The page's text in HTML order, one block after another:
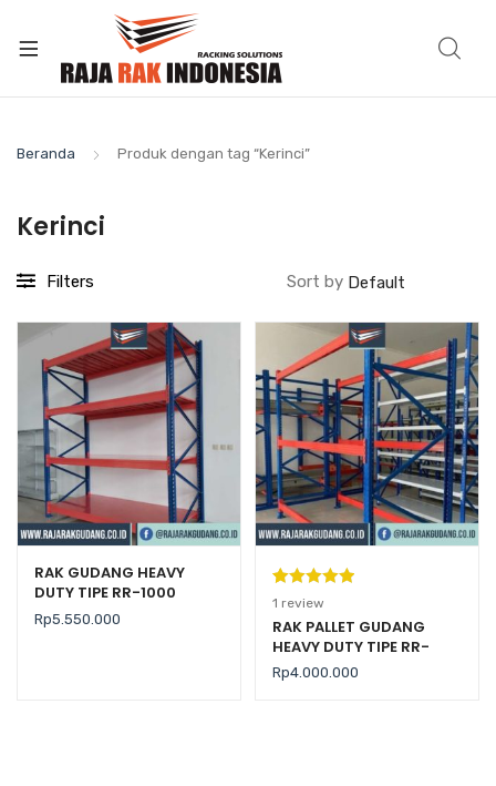
Beranda Produk dengan tag “Kerinci”
Kerinci
Filters Sort by
RAK GUDANG HEAVY
DUTY TIPE RR-1000
Rp5.550.000
Peringkat
5.00dari 5
berdasarka
n
1
penilaian
1 review
RAK PALLET GUDANG
HEAVY DUTY TIPE RR-
2000 KAPASITAS 2 TON /
LEVEL
Rp4.000.000